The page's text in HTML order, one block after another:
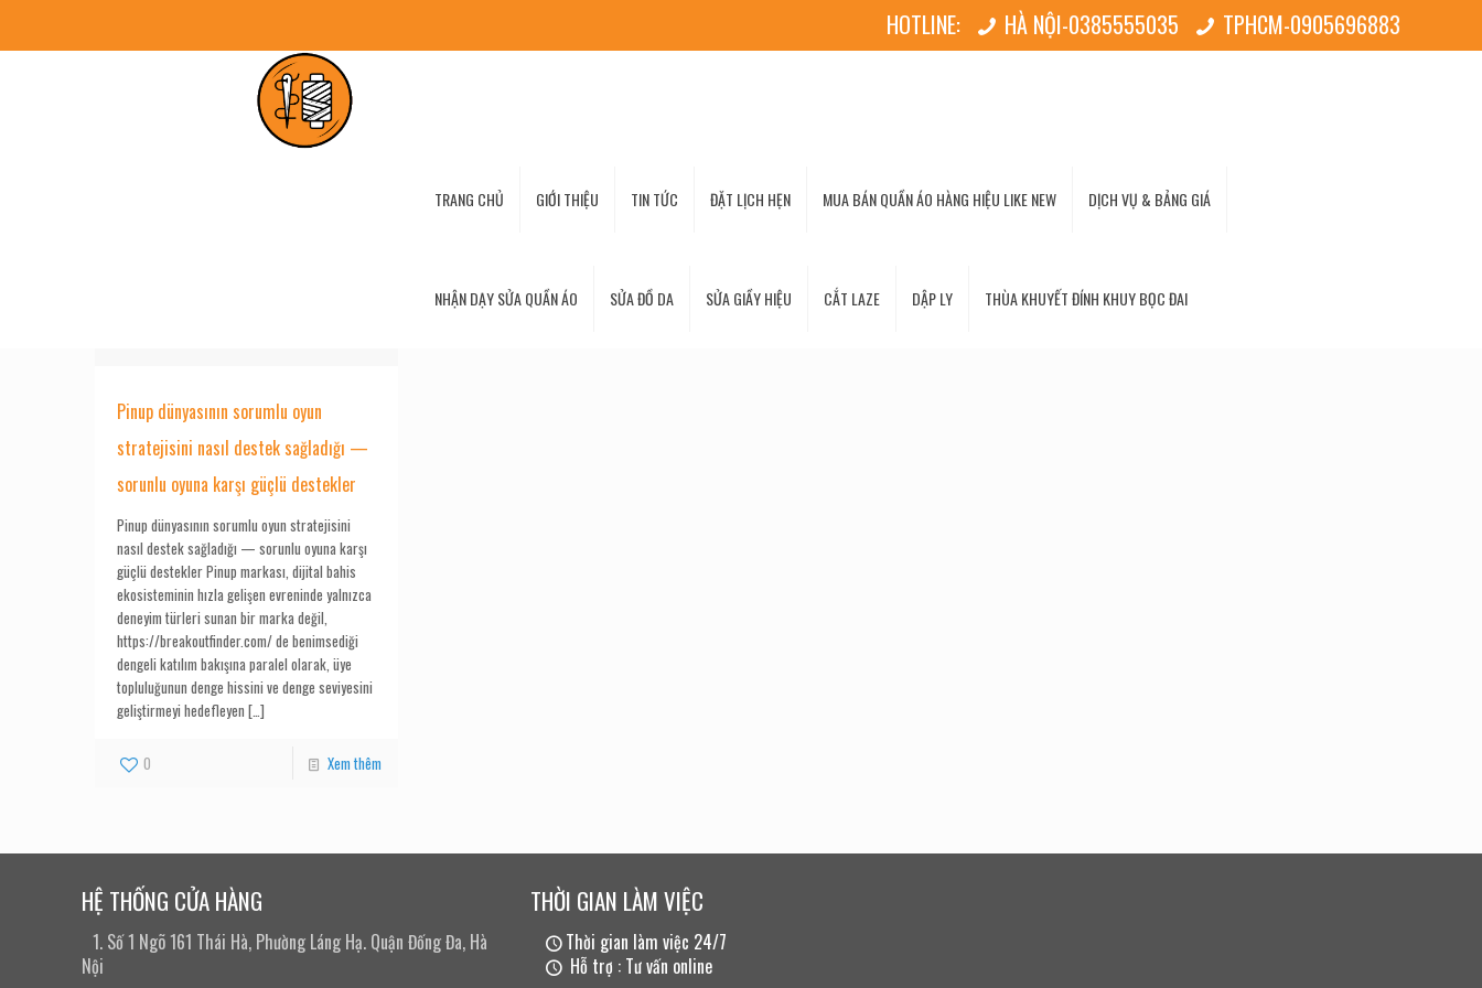
HOTLINE: HÀ NỘI-0385555035 TPHCM-0905696883
TRANG CHỦ GIỚI THIỆU TIN TỨC ĐẶT LỊCH HẸN MUA BÁN QUẦN ÁO HÀNG HIỆU LIKE NEW DỊCH VỤ & BẢNG GIÁ
NHẬN DẠY SỬA QUẦN ÁO SỬA ĐỒ DA SỬA GIẦY HIỆU CẮT LAZE DẬP LY THÙA KHUYẾT ĐÍNH KHUY BỌC ĐAI
Pinup dünyasının sorumlu oyun
stratejisini nasıl destek sağladığı —
sorunlu oyuna karşı güçlü destekler
Pinup dünyasının sorumlu oyun stratejisini
nasıl destek sağladığı — sorunlu oyuna karşı
güçlü destekler Pinup markası, dijital bahis
ekosisteminin hızla gelişen evreninde yalnızca
deneyim türleri sunan bir marka değil,
https://breakoutfinder.com/ de benimsediği
dengeli katılım bakışına paralel olarak, üye
topluluğunun denge hissini ve denge seviyesini
geliştirmeyi hedefleyen […]
0 Xem thêm
HỆ THỐNG CỬA HÀNG
1. Số 1 Ngõ 161 Thái Hà, Phường Láng Hạ. Quận Đống Đa, Hà
Nội
THỜI GIAN LÀM VIỆC
Thời gian làm việc 24/7
Hỗ trợ : Tư vấn online